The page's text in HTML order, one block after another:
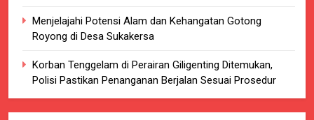
Menjelajahi Potensi Alam dan Kehangatan Gotong
Royong di Desa Sukakersa
Korban Tenggelam di Perairan Giligenting Ditemukan,
Polisi Pastikan Penanganan Berjalan Sesuai Prosedur